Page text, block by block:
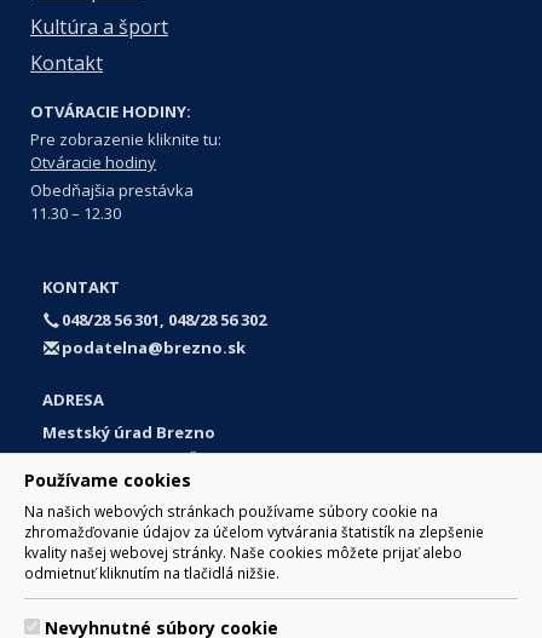
Používame cookies
Na našich webových stránkach používame súbory cookie na
zhromažďovanie údajov za účelom vytvárania štatistík na zlepšenie
kvality našej webovej stránky. Naše cookies môžete prijať alebo
odmietnuť kliknutím na tlačidlá nižšie.
Nevyhnutné súbory cookie
Kultúra a šport
Kontakt
OTVÁRACIE HODINY:
Pre zobrazenie kliknite tu:
Otváracie hodiny
Obedňajšia prestávka
11.30 – 12.30
KONTAKT
048/28 56 301, 048/28 56 302
podatelna@brezno.sk
ADRESA
Mestský úrad Brezno
Námestie gen. M. R. Štefánika 1
977 01 Brezno
Slovakia (Slovak Republic)